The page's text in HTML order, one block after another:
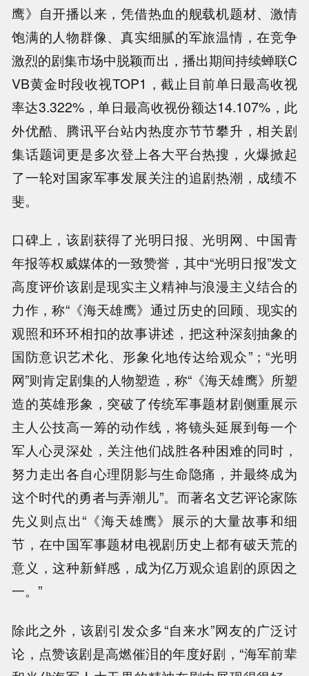
鹰》自开播以来，凭借热血的舰载机题材、激情
饱满的人物群像、真实细腻的军旅温情，在竞争
激烈的剧集市场中脱颖而出，播出期间持续蝉联C
VB黄金时段收视TOP1，截止目前单日最高收视
率达3.322%，单日最高收视份额达14.107%，此
外优酷、腾讯平台站内热度亦节节攀升，相关剧
集话题词更是多次登上各大平台热搜，火爆掀起
了一轮对国家军事发展关注的追剧热潮，成绩不
斐。
口碑上，该剧获得了光明日报、光明网、中国青
年报等权威媒体的一致赞誉，其中“光明日报”发文
高度评价该剧是现实主义精神与浪漫主义结合的
力作，称“《海天雄鹰》通过历史的回顾、现实的
观照和环环相扣的故事讲述，把这种深刻抽象的
国防意识艺术化、形象化地传达给观众”；“光明
网”则肯定剧集的人物塑造，称“《海天雄鹰》所塑
造的英雄形象，突破了传统军事题材剧侧重展示
主人公技高一筹的动作线，将镜头延展到每一个
军人心灵深处，关注他们战胜各种困难的同时，
努力走出各自心理阴影与生命隐痛，并最终成为
这个时代的勇者与弄潮儿”。而著名文艺评论家陈
先义则点出“《海天雄鹰》展示的大量故事和细
节，在中国军事题材电视剧历史上都有破天荒的
意义，这种新鲜感，成为亿万观众追剧的原因之
一。”
除此之外，该剧引发众多“自来水”网友的广泛讨
论，点赞该剧是高燃催泪的年度好剧，“海军前辈